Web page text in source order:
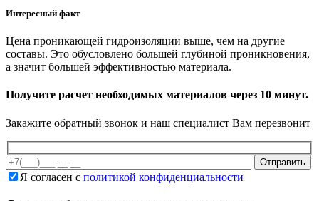
Интересный факт
Цена проникающей гидроизоляции выше, чем на другие
составы. Это обусловлено большей глубиной проникновения,
а значит большей эффективностью материала.
Получите расчет необходимых материалов через 10 минут.
Закажите обратный звонок и наш специалист Вам перезвонит
Оставьте это поле пустым
Я согласен с политикой конфиденциальности